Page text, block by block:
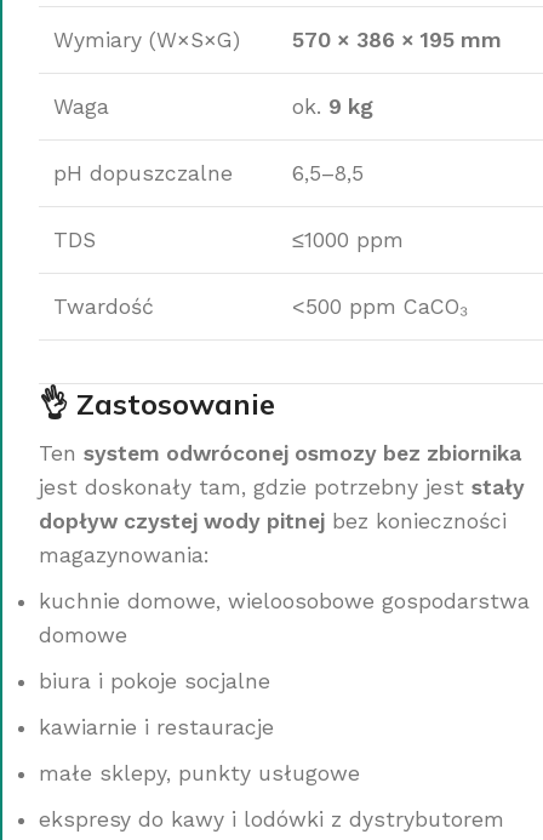
Wymiary (W×S×G) 570 × 386 × 195 mm
Waga ok. 9 kg
pH dopuszczalne 6,5–8,5
TDS ≤1000 ppm
Twardość <500 ppm CaCO₃
👌 Zastosowanie
Ten system odwróconej osmozy bez zbiornika
jest doskonały tam, gdzie potrzebny jest stały
dopływ czystej wody pitnej bez konieczności
magazynowania:
kuchnie domowe, wieloosobowe gospodarstwa
domowe
biura i pokoje socjalne
kawiarnie i restauracje
małe sklepy, punkty usługowe
ekspresy do kawy i lodówki z dystrybutorem